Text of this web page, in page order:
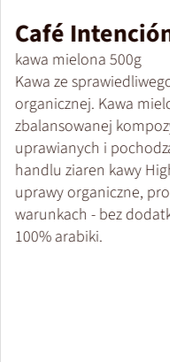
Café
Wielkość opakowania
kawa mielona 500g
Kawa ze
organicznej. Kawa
zbalansowanej
uprawianych i
handlu ziaren kawy
uprawy organiczne,
warunkach - bez
100% arabiki.